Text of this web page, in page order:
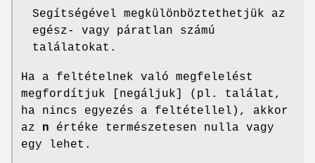
Segítségével megkülönböztethetjük az
egész- vagy páratlan számú
találatokat.
Ha a feltételnek való megfelelést
megfordítjuk [negáljuk] (pl. találat,
ha nincs egyezés a feltétellel), akkor
az n értéke természetesen nulla vagy
egy lehet.